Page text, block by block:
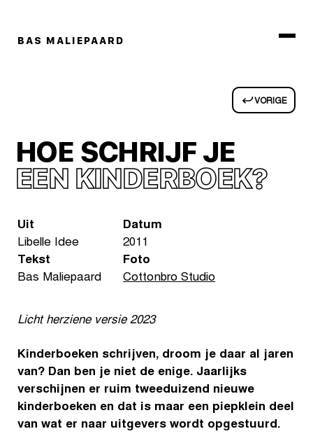
BAS MALIEPAARD
VORIGE
HOE SCHRIJF JE
EEN KINDERBOEK?
Uit
Libelle Idee
Datum
2011
Tekst
Bas Maliepaard
Foto
Cottonbro Studio
Licht herziene versie 2023
Kinderboeken schrijven, droom je daar al jaren
van? Dan ben je niet de enige. Jaarlijks
verschijnen er ruim tweeduizend nieuwe
kinderboeken en dat is maar een piepklein deel
van wat er naar uitgevers wordt opgestuurd.